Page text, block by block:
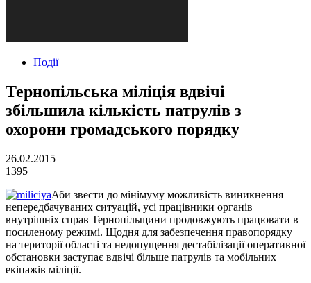
Події
Тернопільська міліція вдвічі
збільшила кількість патрулів з
охорони громадського порядку
26.02.2015
1395
Аби звести до мінімуму можливість виникнення
непередбачуваних ситуацій, усі працівники органів
внутрішніх справ Тернопільщини продовжують працювати в
посиленому режимі. Щодня для забезпечення правопорядку
на території області та недопущення дестабілізації оперативної
обстановки заступає вдвічі більше патрулів та мобільних
екіпажів міліції.